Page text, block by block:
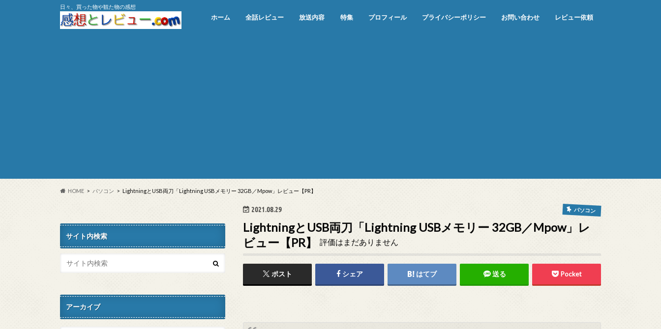
日々、買った物や観た物の感想
ホーム 全話レビュー 放送内容 特集 プロフィール プライバシーポリシー お問い合わせ レビュー依頼
HOME パソコン LightningとUSB両刀「Lightning USBメモリー 32GB／Mpow」レビュー【PR】
2021.08.29 パソコン
LightningとUSB両刀「Lightning USBメモリー 32GB／Mpow」レ
ビュー【PR】
評価はまだありません
ポスト シェア はてブ 送る Pocket
サイト内検索
アーカイブ